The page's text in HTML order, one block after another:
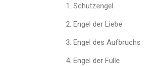
1. Schutzengel
2. Engel der Liebe
3. Engel des Aufbruchs
4. Engel der Fülle